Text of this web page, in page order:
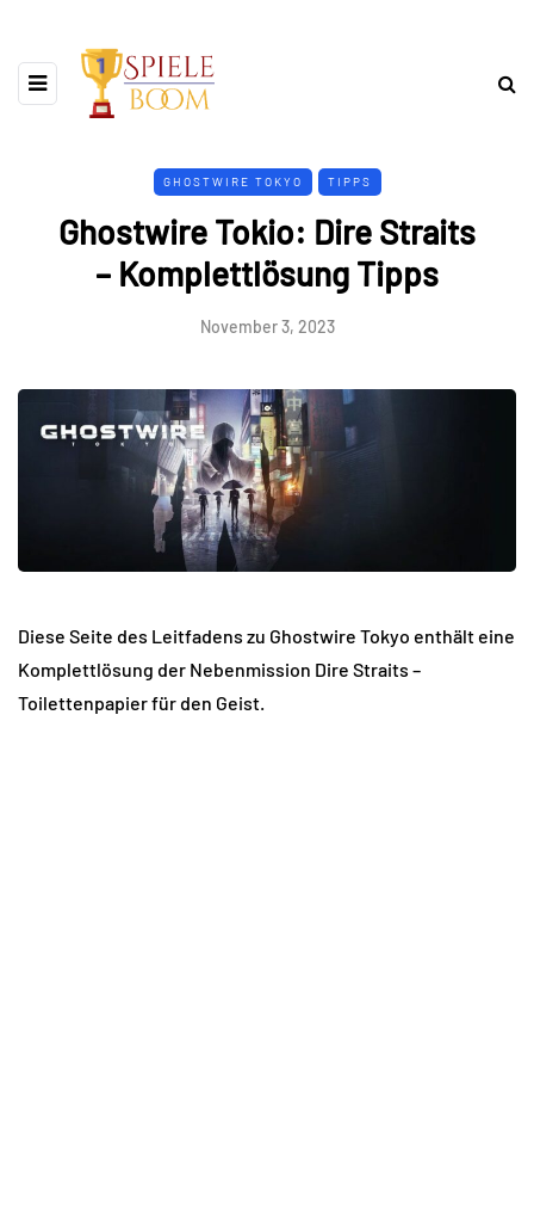
GHOSTWIRE TOKYO TIPPS
Ghostwire Tokio: Dire Straits
– Komplettlösung Tipps
November 3, 2023
Diese Seite des Leitfadens zu Ghostwire Tokyo enthält eine
Komplettlösung der Nebenmission Dire Straits –
Toilettenpapier für den Geist.